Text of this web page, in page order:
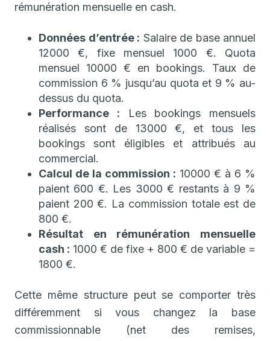
rémunération mensuelle en cash.
Données d’entrée : Salaire de base annuel
12000 €, fixe mensuel 1000 €. Quota
mensuel 10000 € en bookings. Taux de
commission 6 % jusqu’au quota et 9 % au-
dessus du quota.
Performance : Les bookings mensuels
réalisés sont de 13000 €, et tous les
bookings sont éligibles et attribués au
commercial.
Calcul de la commission : 10000 € à 6 %
paient 600 €. Les 3000 € restants à 9 %
paient 200 €. La commission totale est de
800 €.
Résultat en rémunération mensuelle
cash : 1000 € de fixe + 800 € de variable =
1800 €.
Cette même structure peut se comporter très
différemment si vous changez la base
commissionnable (net des remises,